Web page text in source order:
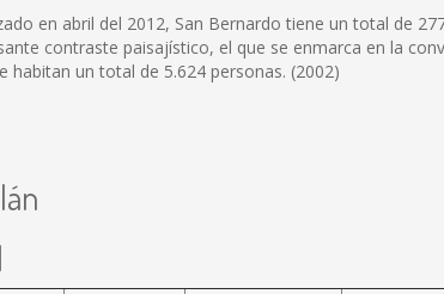
en abril del 2012, San Bernardo tiene un total de
contraste paisajístico, el que se enmarca en la
un total de 5.624 personas. (2002)